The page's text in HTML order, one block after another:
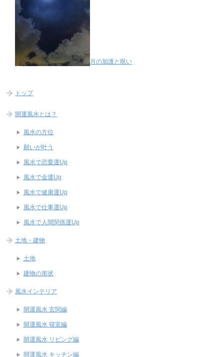
月の加護と呪い
トップ
開運風水とは？
風水の方位
願いが叶う
風水で恋愛運Up
風水で金運Up
風水で健康運Up
風水で仕事運Up
風水で人間関係運Up
土地・建物
土地
建物の形状
風水インテリア
開運風水 玄関編
開運風水 寝室編
開運風水 リビング編
開運風水 キッチン編